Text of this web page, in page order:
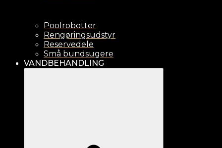
Poolrobotter
Rengøringsudstyr
Reservedele
Små bundsugere
VANDBEHANDLING